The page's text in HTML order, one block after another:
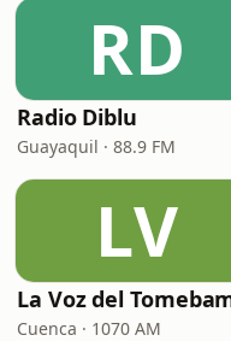
RD
Radio Diblu
Guayaquil · 88.9 FM
LV
Cuenca · 1070 AM